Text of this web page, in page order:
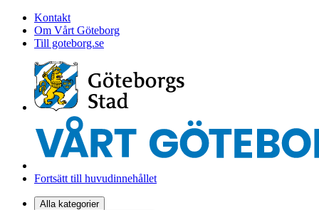
Kontakt
Om Vårt Göteborg
Till goteborg.se
Fortsätt till huvudinnehållet
Alla kategorier